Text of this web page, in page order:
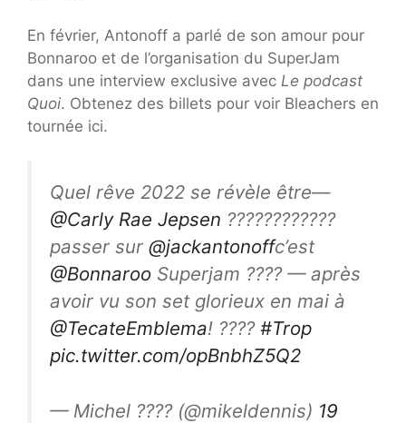
En février, Antonoff a parlé de son amour pour
Bonnaroo et de l’organisation du SuperJam
dans une interview exclusive avec Le podcast
Quoi. Obtenez des billets pour voir Bleachers en
tournée ici.
Quel rêve 2022 se révèle être—
@Carly Rae Jepsen ????????????
passer sur @jackantonoffc’est
@Bonnaroo Superjam ???? — après
avoir vu son set glorieux en mai à
@TecateEmblema! ???? #Trop
pic.twitter.com/opBnbhZ5Q2
— Michel ???? (@mikeldennis) 19